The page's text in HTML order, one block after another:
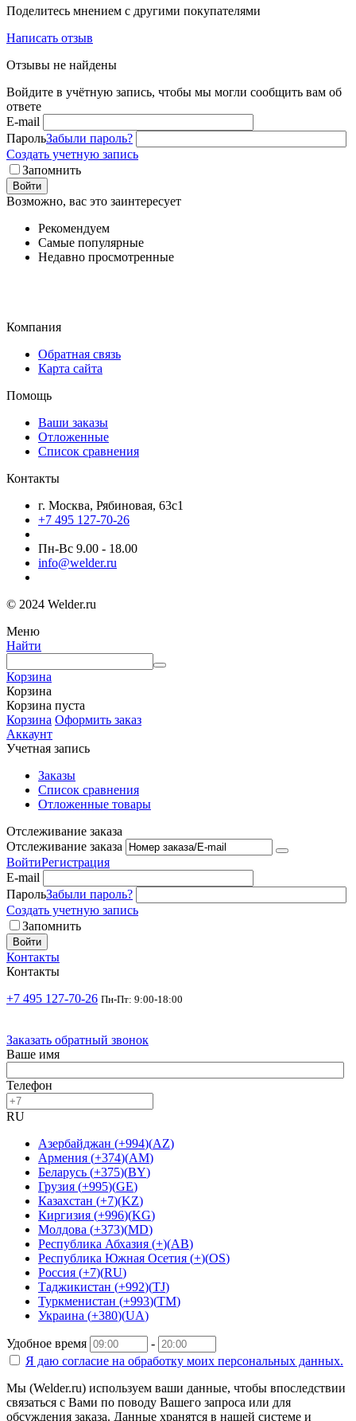
Поделитесь мнением с другими покупателями
Написать отзыв
Отзывы не найдены
Войдите в учётную запись, чтобы мы могли сообщить вам об
ответе
E-mail
ПарольЗабыли пароль?
Создать учетную запись
Запомнить
Войти
Возможно, вас это заинтересует
Рекомендуем
Самые популярные
Недавно просмотренные
Компания
Обратная связь
Карта сайта
Помощь
Ваши заказы
Отложенные
Список сравнения
Контакты
г. Москва, Рябиновая, 63с1
+7 495 127-70-26
Пн-Вс 9.00 - 18.00
info@welder.ru
© 2024 Welder.ru
Меню
Найти
Корзина
Корзина
Корзина пуста
Корзина Оформить заказ
Аккаунт
Учетная запись
Заказы
Список сравнения
Отложенные товары
Отслеживание заказа
Отслеживание заказа
ВойтиРегистрация
E-mail
ПарольЗабыли пароль?
Создать учетную запись
Запомнить
Войти
Контакты
Контакты
+7 495 127-70-26 Пн-Пт: 9:00-18:00
Заказать обратный звонок
Ваше имя
Телефон
RU
Азербайджан (+994)(AZ)
Армения (+374)(AM)
Беларусь (+375)(BY)
Грузия (+995)(GE)
Казахстан (+7)(KZ)
Киргизия (+996)(KG)
Молдова (+373)(MD)
Республика Абхазия (+)(AB)
Республика Южная Осетия (+)(OS)
Россия (+7)(RU)
Таджикистан (+992)(TJ)
Туркменистан (+993)(TM)
Украина (+380)(UA)
Удобное время
-
Я даю согласие на обработку моих персональных данных.
Мы (Welder.ru) используем ваши данные, чтобы впоследствии
связаться с Вами по поводу Вашего запроса или для
обсуждения заказа. Данные хранятся в нашей системе и